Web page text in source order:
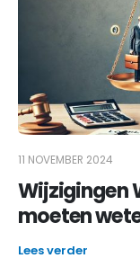
11 NOVEMBER 2024
Wijzigingen
moeten
Lees verder